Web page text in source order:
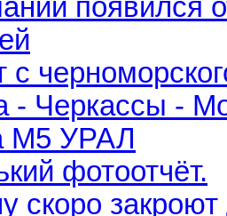
появился
с
- Черкассы -
М5 УРАЛ
фотоотчёт.
скоро